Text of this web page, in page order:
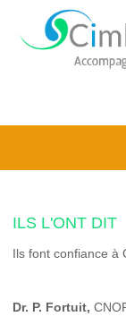
ILS L'ONT DIT
Ils font confiance à
Dr. P. Fortuit,